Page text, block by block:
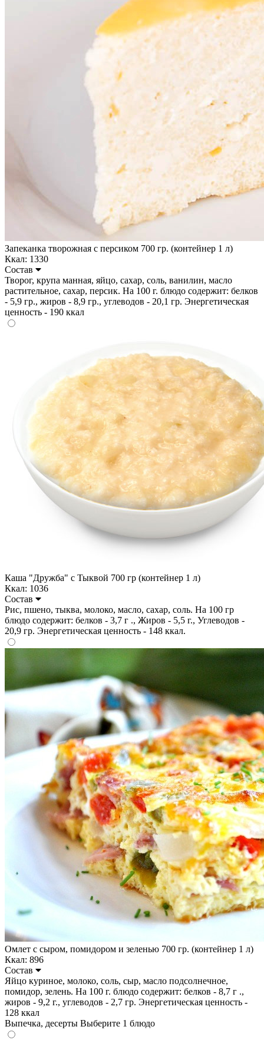
Запеканка творожная с персиком 700 гр. (контейнер 1 л)
Ккал: 1330
Состав
Творог, крупа манная, яйцо, сахар, соль, ванилин, масло
растительное, сахар, персик. На 100 г. блюдо содержит: белков
- 5,9 гр., жиров - 8,9 гр., углеводов - 20,1 гр. Энергетическая
ценность - 190 ккал
Каша "Дружба" с Тыквой 700 гр (контейнер 1 л)
Ккал: 1036
Состав
Рис, пшено, тыква, молоко, масло, сахар, соль. На 100 гр
блюдо содержит: белков - 3,7 г ., Жиров - 5,5 г., Углеводов -
20,9 гр. Энергетическая ценность - 148 ккал.
Омлет с сыром, помидором и зеленью 700 гр. (контейнер 1 л)
Ккал: 896
Состав
Яйцо куриное, молоко, соль, сыр, масло подсолнечное,
помидор, зелень. На 100 г. блюдо содержит: белков - 8,7 г .,
жиров - 9,2 г., углеводов - 2,7 гр. Энергетическая ценность -
128 ккал
Выпечка, десерты Выберите 1 блюдо